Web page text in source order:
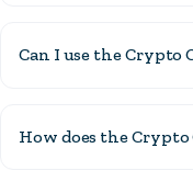
Can I use the Crypto
How does the Crypto